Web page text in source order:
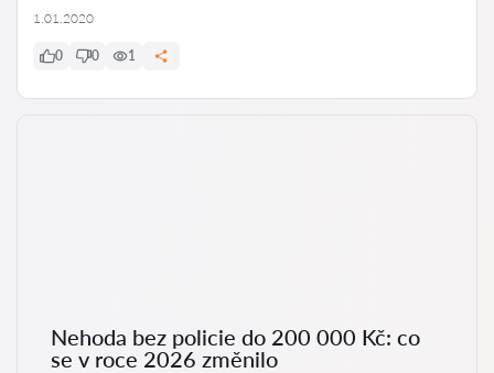
1.01.2020
0 0 1
Nehoda bez policie do 200 000 Kč: co
se v roce 2026 změnilo